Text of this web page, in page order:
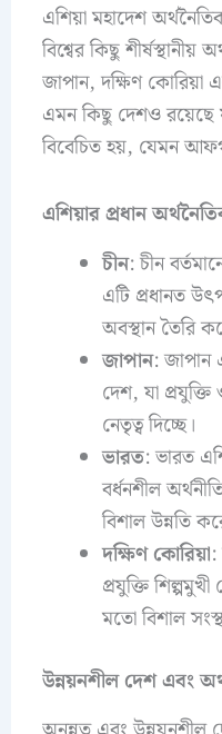
এশিয়া মহাদেশ
বিশ্বের কিছু
জাপান, দক্ষিণ কোরিয়া
এমন কিছু দেশও রয়েছে
বিবেচিত হয়, যেমন
এশিয়ার প্রধান
চীন: চীন
এটি প্রধানত
অবস্থান তৈরি
জাপান: জাপান
দেশ, যা প্রযুক্তি
নেতৃত্ব দিচ্ছে।
ভারত: ভারত
বর্ধনশীল
বিশাল উন্নতি
দক্ষিণ কোরিয়া:
প্রযুক্তি
মতো বিশাল
উন্নয়নশীল দেশ এবং